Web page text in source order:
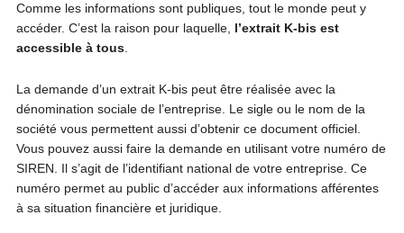
Comme les informations sont publiques, tout le monde peut y
accéder. C’est la raison pour laquelle, l’extrait K-bis est
accessible à tous.
La demande d’un extrait K-bis peut être réalisée avec la
dénomination sociale de l’entreprise. Le sigle ou le nom de la
société vous permettent aussi d’obtenir ce document officiel.
Vous pouvez aussi faire la demande en utilisant votre numéro de
SIREN. Il s’agit de l’identifiant national de votre entreprise. Ce
numéro permet au public d’accéder aux informations afférentes
à sa situation financière et juridique.